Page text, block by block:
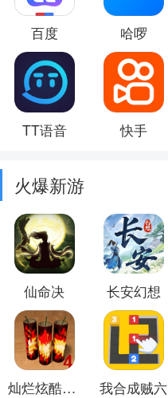
百度 哈啰
TT语音 快手
火爆新游
仙命决 长安幻想
灿烂炫酷模拟器 我合成贼六